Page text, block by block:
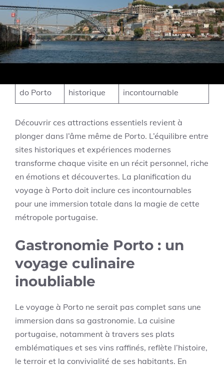
Lello
et
littérature
Potter, décor
exceptionnel
Palais de
la Bourse
Salle
historique
Histoire, élégance,
architecture
do Porto
historique
incontournable
Découvrir ces attractions essentiels revient à
plonger dans l’âme même de Porto. L’équilibre entre
sites historiques et expériences modernes
transforme chaque visite en un récit personnel, riche
en émotions et découvertes. La planification du
voyage à Porto doit inclure ces incontournables
pour une immersion totale dans la magie de cette
métropole portugaise.
Gastronomie Porto : un
voyage culinaire
inoubliable
Le voyage à Porto ne serait pas complet sans une
immersion dans sa gastronomie. La cuisine
portugaise, notamment à travers ses plats
emblématiques et ses vins raffinés, reflète l’histoire,
le terroir et la convivialité de ses habitants. En